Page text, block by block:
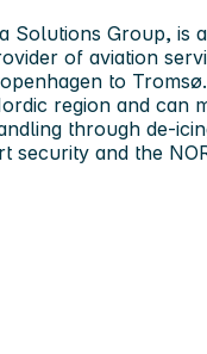
Solutions Group, is
of aviation
to
region and can
through de-
security and the